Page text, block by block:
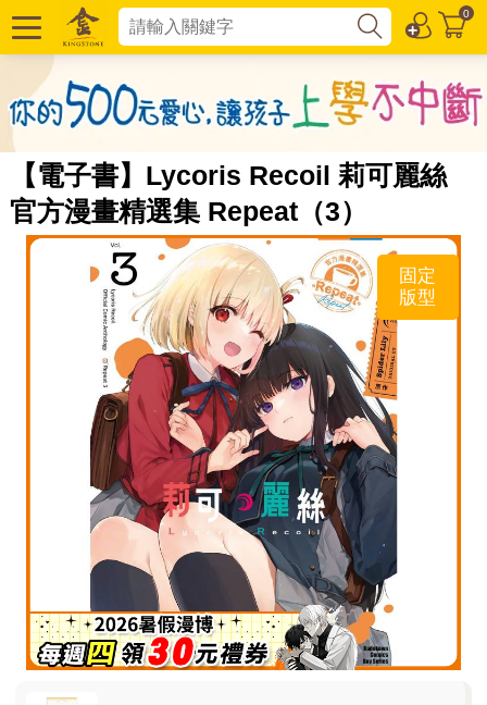
0
【電子書】Lycoris Recoil 莉可麗絲
官方漫畫精選集 Repeat（3）
固定
版型